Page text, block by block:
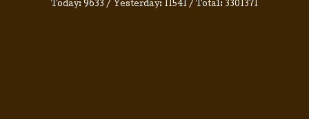
Today: 9633 / Yesterday: 11541 / Total: 3301371